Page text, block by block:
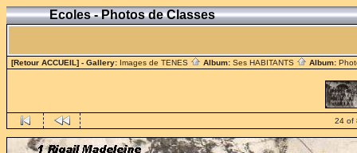
Ecoles - Photos de Classes
[Retour ACCUEIL] - Gallery: Images de TENES Album: Ses HABITANTS Album:
24 of